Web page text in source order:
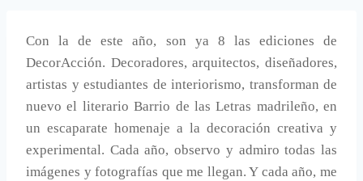
Con la de este año, son ya 8 las ediciones de
DecorAcción. Decoradores, arquitectos, diseñadores,
artistas y estudiantes de interiorismo, transforman de
nuevo el literario Barrio de las Letras madrileño, en
un escaparate homenaje a la decoración creativa y
experimental. Cada año, observo y admiro todas las
imágenes y fotografías que me llegan. Y cada año, me